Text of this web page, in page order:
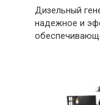
Дизельный
надежное и